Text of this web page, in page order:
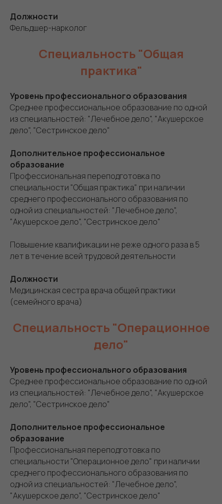
Должности
Фельдшер-нарколог
Специальность "Общая
практика"
Уровень профессионального образования
Среднее профессиональное образование по одной
из специальностей: "Лечебное дело", "Акушерское
дело", "Сестринское дело"
Дополнительное профессиональное
образование
Профессиональная переподготовка по
специальности "Общая практика" при наличии
среднего профессионального образования по
одной из специальностей: "Лечебное дело",
"Акушерское дело", "Сестринское дело"
Повышение квалификации не реже одного раза в 5
лет в течение всей трудовой деятельности
Должности
Медицинская сестра врача общей практики
(семейного врача)
Специальность "Операционное
дело"
Уровень профессионального образования
Среднее профессиональное образование по одной
из специальностей: "Лечебное дело", "Акушерское
дело", "Сестринское дело"
Дополнительное профессиональное
образование
Профессиональная переподготовка по
специальности "Операционное дело" при наличии
среднего профессионального образования по
одной из специальностей: "Лечебное дело",
"Акушерское дело", "Сестринское дело"